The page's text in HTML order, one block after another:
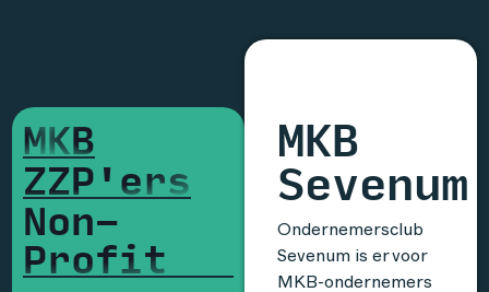
MKB
Sevenum
Ondernemersclub
Sevenum is er voor
MKB-ondernemers
MKB
ZZP'ers
Non-
Profit